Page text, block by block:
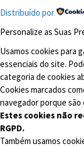
Distribuído por
Personalize as Suas
Usamos cookies para
essenciais do site.
categoria de cookies
Cookies marcados
navegador porque são
Estes cookies não
RGPD.
Também usamos